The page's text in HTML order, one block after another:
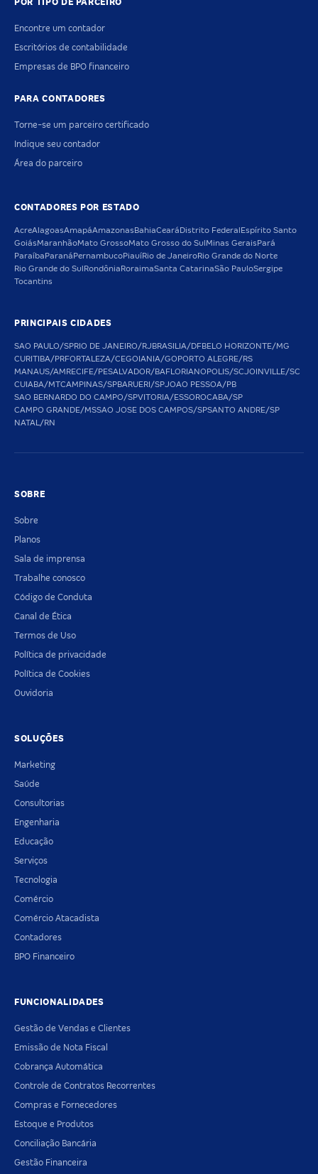
POR TIPO DE PARCEIRO
Encontre um contador
Escritórios de contabilidade
Empresas de BPO financeiro
PARA CONTADORES
Torne-se um parceiro certificado
Indique seu contador
Área do parceiro
CONTADORES POR ESTADO
AcreAlagoasAmapáAmazonas BahiaCeará Distrito Federal Espírito Santo
GoiásMaranhãoMato GrossoMato Grosso do Sul Minas Gerais Pará
Paraíba Paraná PernambucoPiauíRio de JaneiroRio Grande do Norte
Rio Grande do Sul Rondônia RoraimaSanta CatarinaSão PauloSergipe
Tocantins
PRINCIPAIS CIDADES
SAO PAULO/SPRIO DE JANEIRO/RJBRASILIA/DFBELO HORIZONTE/MG
CURITIBA/PRFORTALEZA/CEGOIANIA/GOPORTO ALEGRE/RS
MANAUS/AMRECIFE/PESALVADOR/BAFLORIANOPOLIS/SCJOINVILLE/SC
CUIABA/MTCAMPINAS/SPBARUERI/SPJOAO PESSOA/PB
SAO BERNARDO DO CAMPO/SPVITORIA/ESSOROCABA/SP
CAMPO GRANDE/MSSAO JOSE DOS CAMPOS/SPSANTO ANDRE/SP
NATAL/RN
SOBRE
Sobre
Planos
Sala de imprensa
Trabalhe conosco
Código de Conduta
Canal de Ética
Termos de Uso
Política de privacidade
Política de Cookies
Ouvidoria
SOLUÇÕES
Marketing
Saúde
Consultorias
Engenharia
Educação
Serviços
Tecnologia
Comércio
Comércio Atacadista
Contadores
BPO Financeiro
FUNCIONALIDADES
Gestão de Vendas e Clientes
Emissão de Nota Fiscal
Cobrança Automática
Controle de Contratos Recorrentes
Compras e Fornecedores
Estoque e Produtos
Conciliação Bancária
Gestão Financeira